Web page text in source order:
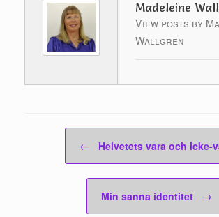
Madeleine
View posts by
Wallgren
← Helvetets vara och icke-
Min sanna identitet →